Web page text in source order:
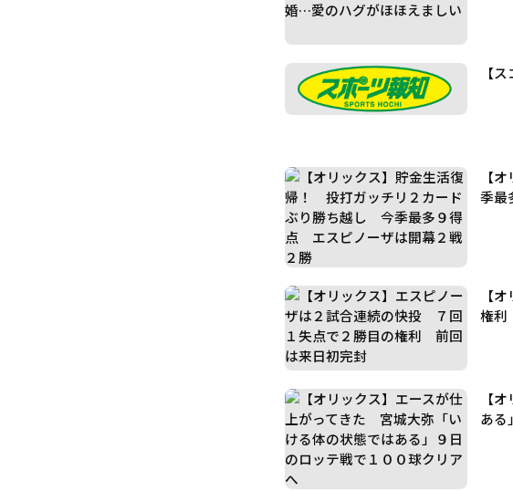
【
【
季最
【
権
【
ある